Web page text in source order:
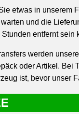
etwas in unserem
und die
entfernt sein
werden
oder Artikel. Bei
ist, bevor unser